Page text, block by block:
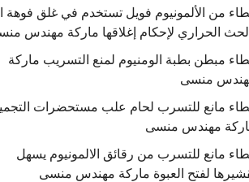
من الألمونيوم فويل تستخدم في غلق فوهة
الحراري لإحكام إغلاقها ماركة مهندس
مبطن بطبة الومنيوم لمنع التسريب ماركة
منسى
مانع للتسرب لحام علب مستحضرات
مهندس منسى
مانع للتسرب من رقائق الالمونيوم يسهل
لفتح العبوة ماركة مهندس منسى